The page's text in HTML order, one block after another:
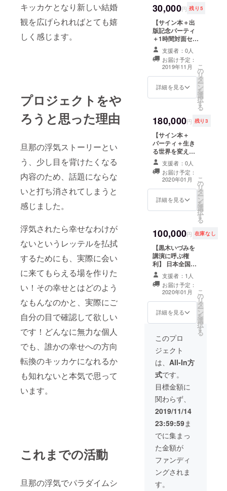
キッカケとなり新しい結婚
観を広げられればとても嬉
しく感じます。
プロジェクトをや
ろうと思った理由
旦那の浮気ストーリーとい
う、少し目を背けたくなる
内容のため、話題にならな
いと打ち消されてしまうと
感じました。
浮気されたら幸せなわけが
ないというレッテルを払拭
するためにも、実際に会い
に来てもらえる場を作りた
い！その幸せとはどのよう
なもんなのかと、実際にご
自分の目で確認して欲しい
です！どんなに無力な個人
でも、誰かの幸せへの方向
転換のキッカケになれるか
も知れないと本気で思って
います。
これまでの活動
旦那の浮気でパラダイムシ
が来ら
れま
す！！
出会い
のチャ
ンスと
して、
著者の
現状を
ご自分
の目で
味も含
撃者と
してご
参加く
ださ
い！ ※
本は当
日会場
渡しし
ます
セッションしま
す！ ※本はパー
ティ会場にてお
渡しします ※
パーティは
11/15(金）大阪
市内で19:30頃
開催予定
30,000円 残り5
【サイン本＋出
版記念パーティ
＋1時間対面セッ
ション】 ある手
法を使い心の深
掘りをします。
今あなたに必要
な行動をご自身
で導き出すお手
フェにて、ご自
身のお飲み物代
はご負担くださ
い） ※本はパー
ティ会場にてお
渡しします ※
パーティは
11/15(金）大阪
市内にて19:30
支援者：0人
お届け予定：
2019年11月
詳細を見る
こ
の
リ
タ
ー
ン
を
選
択
す
る
180,000円 残り3
【サイン本＋
パーティ＋生き
る世界を変える
6ヶ月間サポー
ト！】 自己投資
４００万円以上
を費やして学ん
だ情報を惜しみ
なくお伝えし、
内）、月１回（1
時間、計5回）
Zoomにてセッ
ションをしま
す。 ６回の動画
プログラムを配
信します。 ※全
てはご本人次第
のため結果をお
約束するもので
本はパーティ会
場にてお渡しし
は11/15(金）大
阪市内にて
19:30頃開催予
定
支援者：0人
お届け予定：
2020年01月
詳細を見る
こ
の
リ
タ
ー
ン
を
選
択
す
る
100,000円 在庫なし
【黒木いづみを
講演に呼ぶ権
利】 日本全国ど
こへでも行きま
す！！呼んでく
ださい！！ 講演
家として日本に
希望を届けま
す。（旅費込
2-3時間で会場の
ことや集客はお
願い致します。
旦那の浮気、モ
ラハラ、家族と
の不和、自殺未
遂、精神病棟入
院、人間不信か
らも生きる世界
を変えられると
いう内容で承り
談となります。
※2020年6月末ま
でに開催でお願
いします
支援者：1人
お届け予定：
2020年01月
詳細を見る
こ
の
リ
タ
ー
ン
を
選
択
す
る
このプロ
ジェクト
は、 All-In方
式です。
目標金額に
関わらず、
2019/11/14
23:59:59ま
でに集まっ
た金額が
ファンディ
ングされま
す。